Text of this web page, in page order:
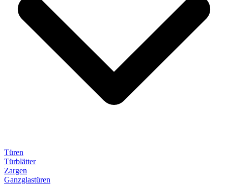
Türen
Türblätter
Zargen
Ganzglastüren